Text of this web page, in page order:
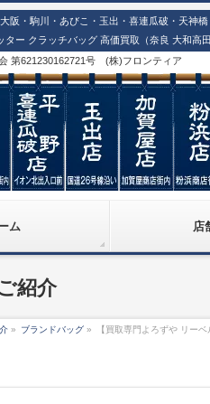
阪・駒川・あびこ・玉出・喜連瓜破・天神
ター クラッチバッグ 高価買取（奈良 大和高
第621230162721号 (株)フロンティア
ム 店
紹介
» ブランドバッグ » 【買取専門よろずや リー